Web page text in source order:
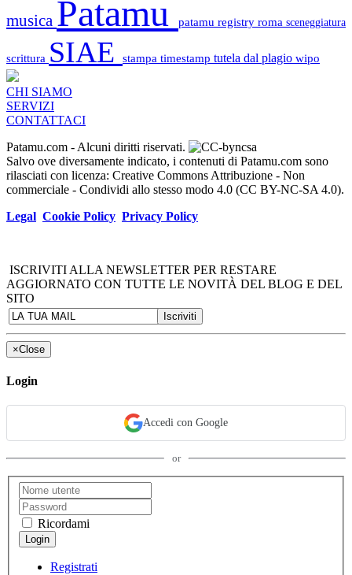
musica Patamu patamu registry roma sceneggiatura
scrittura SIAE stampa timestamp tutela dal plagio wipo
CHI SIAMO
SERVIZI
CONTATTACI
Patamu.com - Alcuni diritti riservati.
Salvo ove diversamente indicato, i contenuti di Patamu.com sono
rilasciati con licenza: Creative Commons Attribuzione - Non
commerciale - Condividi allo stesso modo 4.0 (CC BY-NC-SA 4.0).
Legal Cookie Policy Privacy Policy
ISCRIVITI ALLA NEWSLETTER PER RESTARE
AGGIORNATO CON TUTTE LE NOVITÀ DEL BLOG E DEL
SITO
×Close
Login
Accedi con Google
or
Ricordami
Registrati